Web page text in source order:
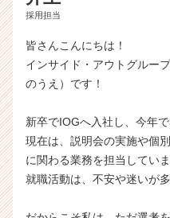
採用担当
皆さんこんにちは！
インサイド・アウトグルー
のうえ）です！
新卒でIOGへ入社し、今年で
現在は、説明会の実施や個
に関わる業務を担当していま
就職活動は、不安や迷いが